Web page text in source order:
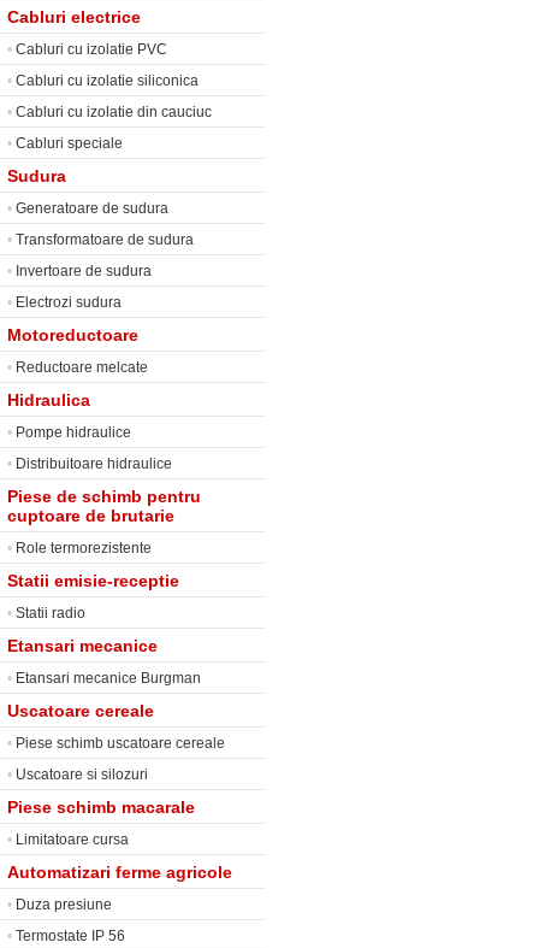
Cabluri electrice
• Cabluri cu izolatie PVC
• Cabluri cu izolatie siliconica
• Cabluri cu izolatie din cauciuc
• Cabluri speciale
Sudura
• Generatoare de sudura
• Transformatoare de sudura
• Invertoare de sudura
• Electrozi sudura
Motoreductoare
• Reductoare melcate
Hidraulica
• Pompe hidraulice
• Distribuitoare hidraulice
Piese de schimb pentru
cuptoare de brutarie
• Role termorezistente
Statii emisie-receptie
• Statii radio
Etansari mecanice
• Etansari mecanice Burgman
Uscatoare cereale
• Piese schimb uscatoare cereale
• Uscatoare si silozuri
Piese schimb macarale
• Limitatoare cursa
Automatizari ferme agricole
• Duza presiune
• Termostate IP 56